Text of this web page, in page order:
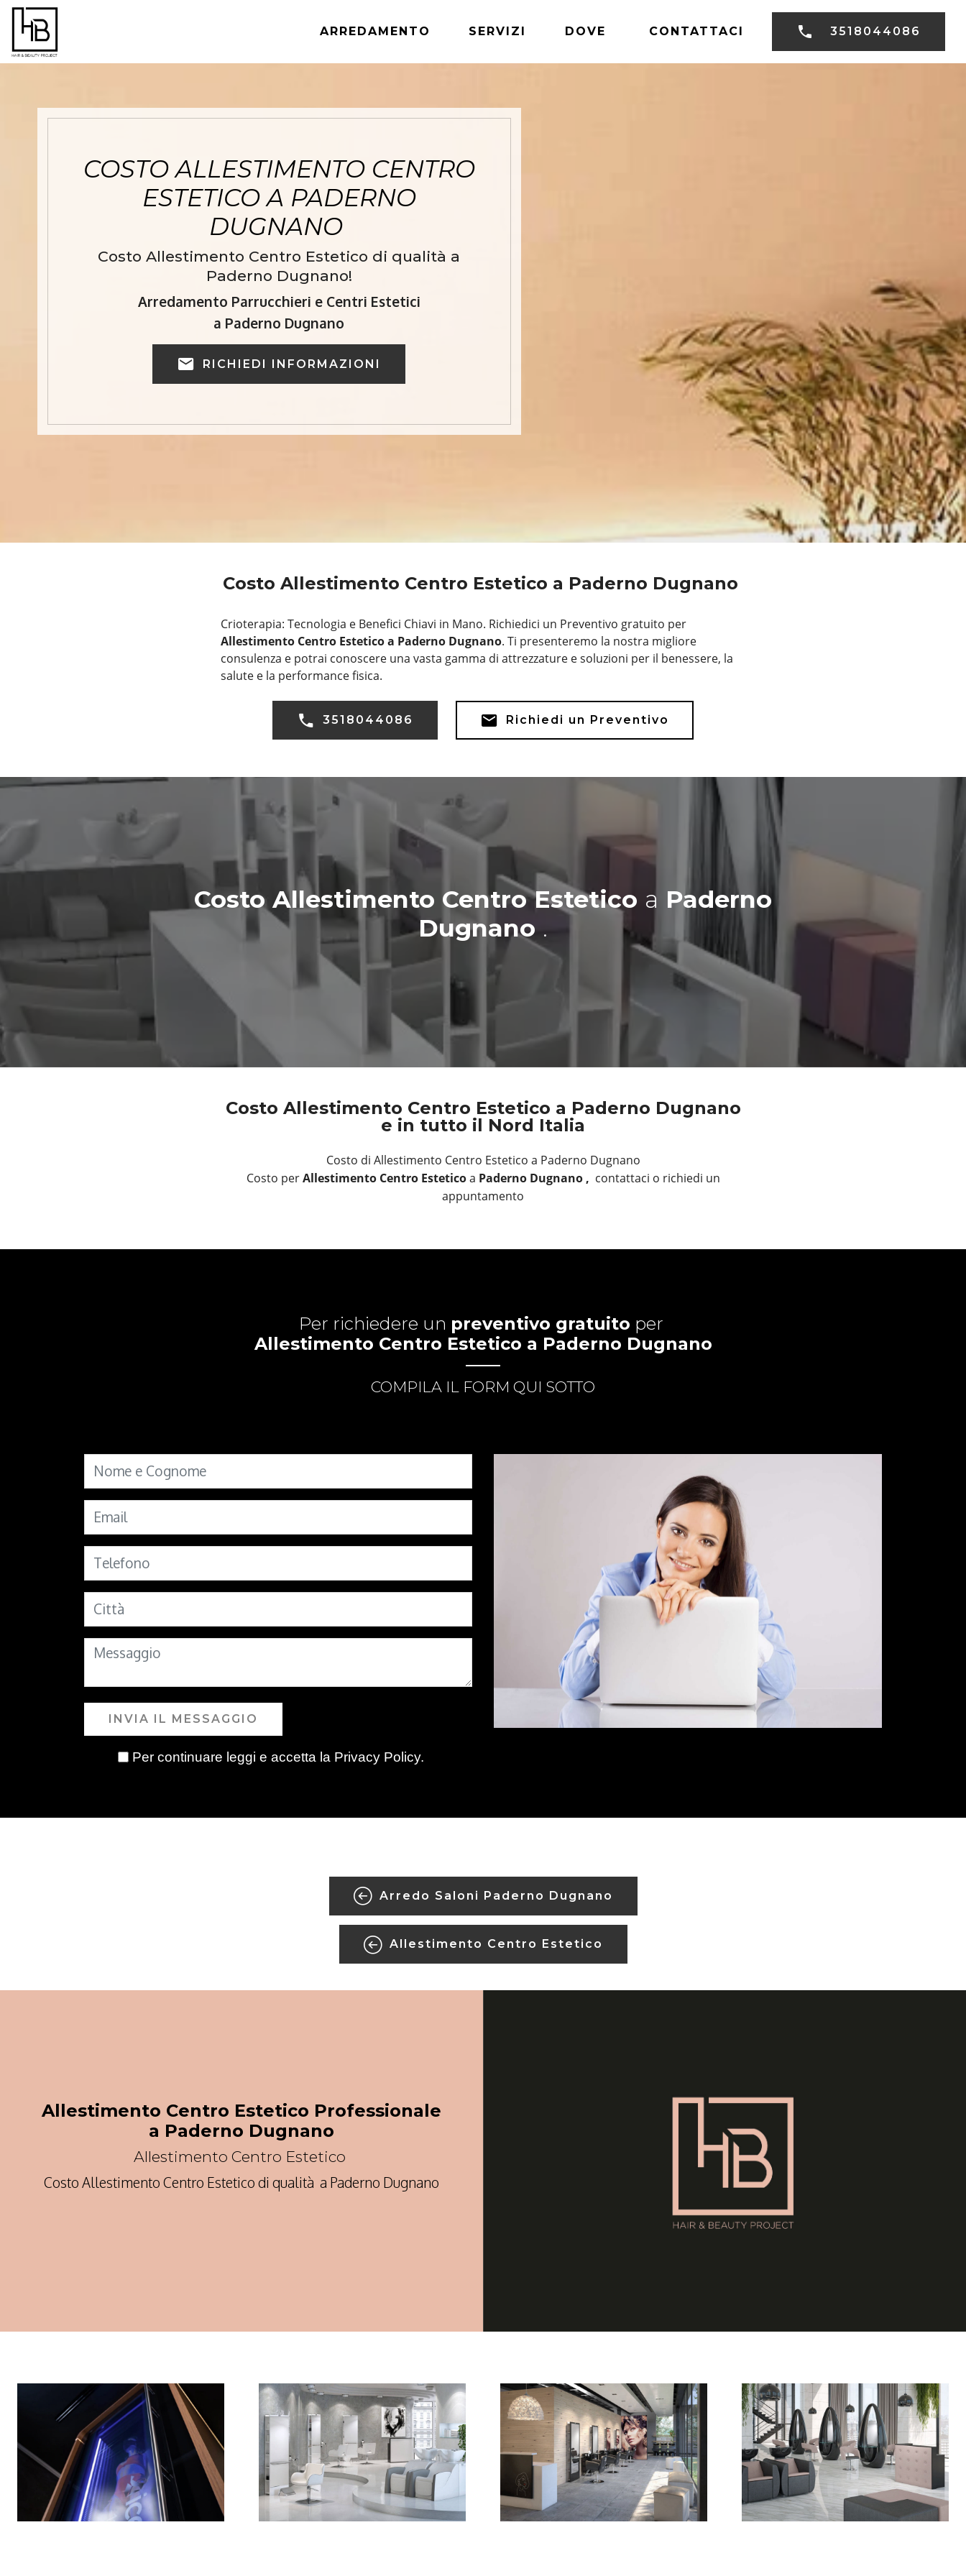
ARREDAMENTO SERVIZI DOVE CONTATTACI 3518044086
COSTO ALLESTIMENTO CENTRO
ESTETICO A PADERNO
DUGNANO
Costo Allestimento Centro Estetico di qualità a
Paderno Dugnano!
Arredamento Parrucchieri e Centri Estetici
a Paderno Dugnano
RICHIEDI INFORMAZIONI
Costo Allestimento Centro Estetico a Paderno Dugnano
Crioterapia: Tecnologia e Benefici Chiavi in Mano. Richiedici un Preventivo gratuito per
Allestimento Centro Estetico a Paderno Dugnano. Ti presenteremo la nostra migliore
consulenza e potrai conoscere una vasta gamma di attrezzature e soluzioni per il benessere, la
salute e la performance fisica.
3518044086 Richiedi un Preventivo
Costo Allestimento Centro Estetico a Paderno
Dugnano .
Costo Allestimento Centro Estetico a Paderno Dugnano
e in tutto il Nord Italia
Costo di Allestimento Centro Estetico a Paderno Dugnano
Costo perAllestimento Centro Esteticoa Paderno Dugnano , contattaci o richiedi un
appuntamento
Per richiedere un preventivo gratuito per
Allestimento Centro Estetico a Paderno Dugnano
COMPILA IL FORM QUI SOTTO
INVIA IL MESSAGGIO
Per continuare leggi e accetta la Privacy Policy.
Arredo Saloni Paderno Dugnano
Allestimento Centro Estetico
Allestimento Centro Estetico Professionale
a Paderno Dugnano
Allestimento Centro Estetico
Costo Allestimento Centro Estetico di qualità a Paderno Dugnano